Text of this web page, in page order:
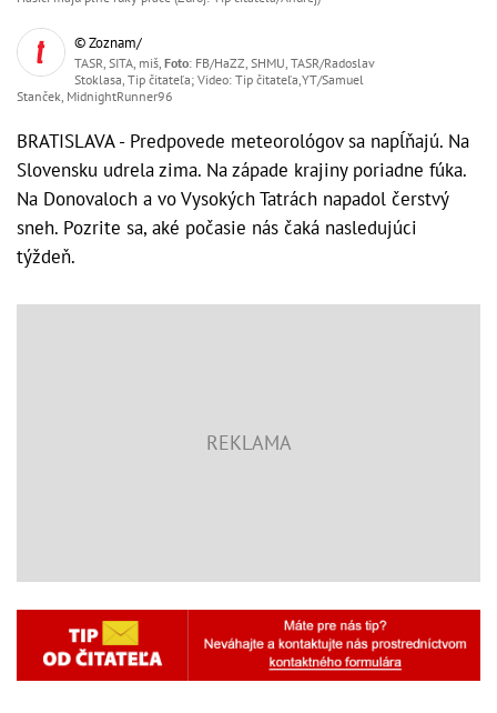
© Zoznam/
TASR, SITA, miš, Foto: FB/HaZZ, SHMU, TASR/Radoslav
Stoklasa, Tip čitateľa; Video: Tip čitateľa,YT/Samuel
Stanček, MidnightRunner96
BRATISLAVA - Predpovede meteorológov sa napĺňajú. Na
Slovensku udrela zima. Na západe krajiny poriadne fúka.
Na Donovaloch a vo Vysokých Tatrách napadol čerstvý
sneh. Pozrite sa, aké počasie nás čaká nasledujúci
týždeň.